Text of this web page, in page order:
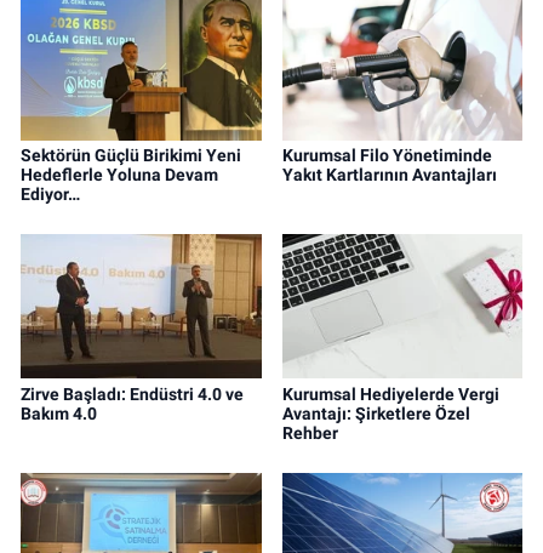
Sektörün Güçlü Birikimi Yeni
Hedeflerle Yoluna Devam
Ediyor…
Kurumsal Filo Yönetiminde
Yakıt Kartlarının Avantajları
Zirve Başladı: Endüstri 4.0 ve
Bakım 4.0
Kurumsal Hediyelerde Vergi
Avantajı: Şirketlere Özel
Rehber